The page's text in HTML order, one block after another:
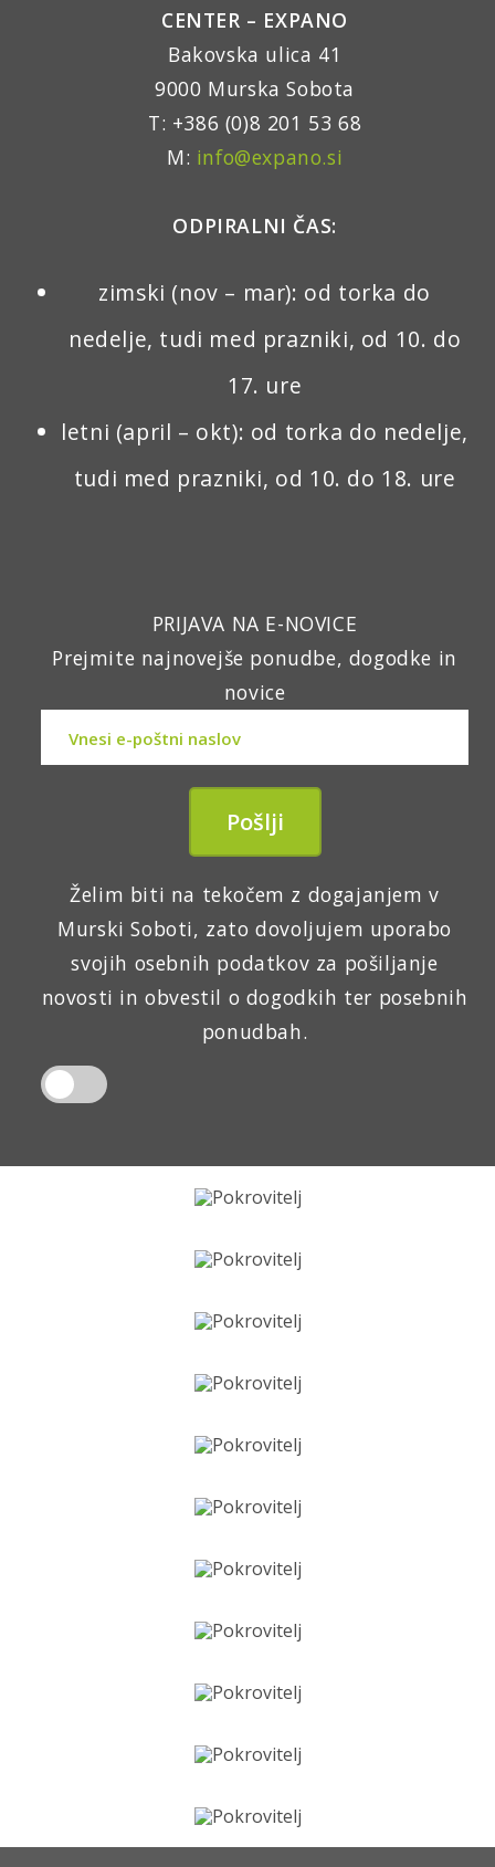
CENTER – EXPANO
Bakovska ulica 41
9000 Murska Sobota
T: +386 (0)8 201 53 68
M: info@expano.si
ODPIRALNI ČAS:
zimski (nov – mar): od torka do
nedelje, tudi med prazniki, od 10. do
17. ure
letni (april – okt): od torka do nedelje,
tudi med prazniki, od 10. do 18. ure
PRIJAVA NA E-NOVICE
Prejmite najnovejše ponudbe, dogodke in
novice
Želim biti na tekočem z dogajanjem v
Murski Soboti, zato dovoljujem uporabo
svojih osebnih podatkov za pošiljanje
novosti in obvestil o dogodkih ter posebnih
ponudbah.